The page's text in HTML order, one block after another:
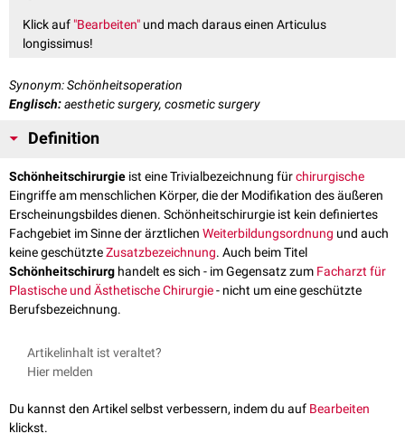
Klick auf "Bearbeiten" und mach daraus einen Articulus
longissimus!
Synonym: Schönheitsoperation
Englisch:aesthetic surgery, cosmetic surgery
Definition
Schönheitschirurgie ist eine Trivialbezeichnung fürchirurgische
Eingriffe am menschlichen Körper, die der Modifikation des äußeren
Erscheinungsbildes dienen. Schönheitschirurgie ist kein definiertes
Fachgebiet im Sinne der ärztlichen Weiterbildungsordnung und auch
keine geschützteZusatzbezeichnung. Auch beim Titel
Schönheitschirurg handelt es sich - im Gegensatz zum Facharzt für
Plastische und Ästhetische Chirurgie- nicht um eine geschützte
Berufsbezeichnung.
Artikelinhalt ist veraltet?
Hier melden
Du kannst den Artikel selbst verbessern, indem du auf Bearbeiten
klickst.